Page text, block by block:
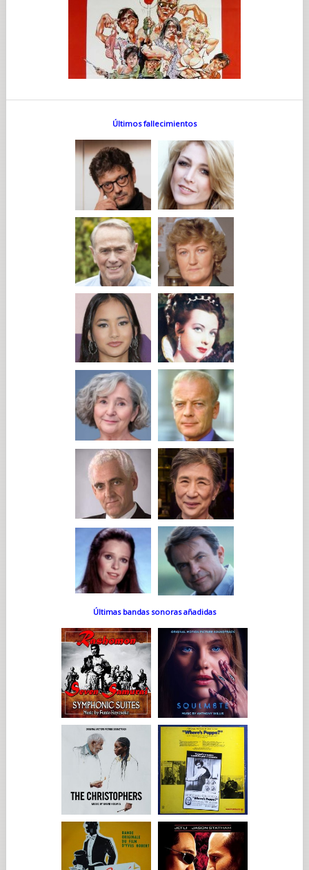
Últimos fallecimientos
Últimas bandas sonoras añadidas